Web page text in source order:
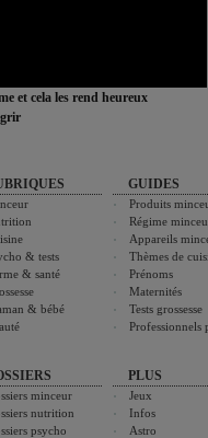
et cela les rend heureux
& tests
& santé
& bébé
minceur
nutrition
psycho
GUIDES
Produits
Régime
Appareils
Thèmes de
Prénoms
Maternités
Tests grossesse
Professionnels
PLUS
Jeux
Infos
Astro